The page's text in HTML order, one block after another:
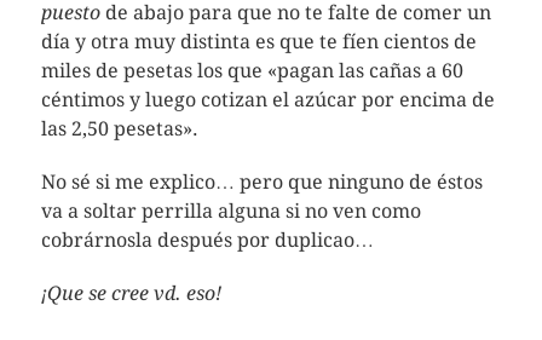
puestode abajo para que no te falte de comer un
día y otra muy distinta es que te fíen cientos de
miles de pesetas los que «pagan las cañas a 60
céntimos y luego cotizan el azúcar por encima de
las 2,50 pesetas».
No sé si me explico… pero que ninguno de éstos
va a soltar perrilla alguna si no ven como
cobrárnosla después por duplicao…
¡Que se cree vd. eso!